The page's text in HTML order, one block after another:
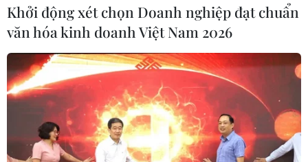
sách tiền tệ. Nhiều khả năng Ngân hàng Nhà
nước sẽ không tiếp tục hạ lãi suất điều hành
trước khi Mỹ có động thái hạ lãi suất vào năm
sau./.
Khởi động xét chọn Doanh nghiệp đạt chuẩn
văn hóa kinh doanh Việt Nam 2026